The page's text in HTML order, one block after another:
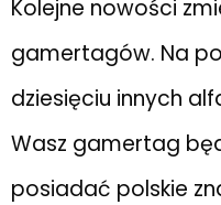
Kolejne nowości
gamertagów. Na
dziesięciu innych
Wasz gamertag
posiadać polskie